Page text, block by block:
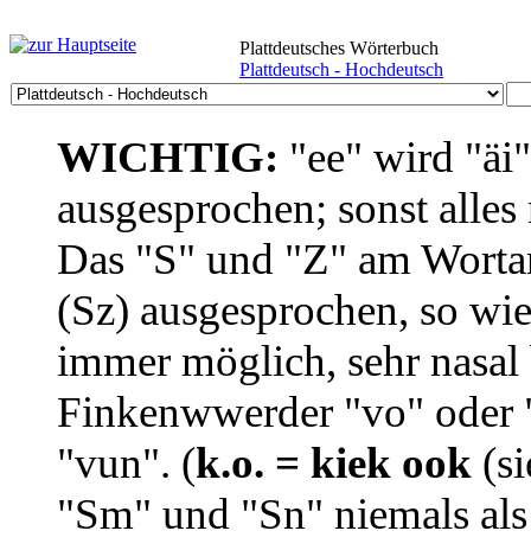
Plattdeutsches Wörterbuch
Plattdeutsch - Hochdeutsch
WICHTIG: "ee" wird
ausgesprochen; sonst
Das "S" und "Z" am
(Sz) ausgesprochen, so
immer möglich, sehr
Finkenwwerder "vo"
"vun". (k.o. = kiek ook
"Sm" und "Sn" niemals